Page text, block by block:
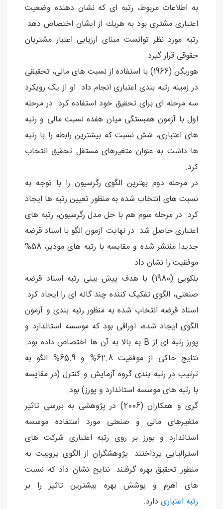
به اطلاعات مربوط، رتبه ای كه نشان دهنده وضعیت
اعتباری مشتری بود به هریك از ایشان اختصاص دهد.
رتبه مورد نظر توانست مبنای ارزیابی اعتبار مشتریان
حقوقی قرار گیرد.
هوریگن (1966) با استفاده از نسبت های مالی، تحقیقی
در زمینه رتبه بندی اعتباری انجام داد. او از یک رویکرد
سه مرحله ای برای تحقیق خود استفاده کرد. در مرحله
اول با آزمون همبستگی میان هفده نسبت مالی و رتبه
های اعتباری، شش نسبت که بیشترین رابطه را با رتبه
ها داشت به عنوان متغیرهای مستقل تحقیق انتخاب
کرد.
در مرحله دوم بهترین الگوی رگرسیون را با توجه به
نسبت های انتخاب شده به منظور تعیین رتبه ها ایجاد
کرد. در مرحله سوم هم با حل مدل رگرسیون، رتبه های
اعتباری حاصل شد. در نهایت آزمون الگو با اسناد قرضه
جدیدا منتشر شده و مقایسه با رتبه های مودیز، 58%
موفقیت را نشان داد.
بلکویی (1980) با هدف پیش بینی رتبه اسناد قرضه
صنعتی، الگوی تفکیک کننده چند گانه ای را ایجاد کرد.
اسناد قرضه انتخاب شده به منظور رتبه بندی و آزمون
الگوی ایجاد شده، اوراقی بود که موسسه استاندارد و
پورز رتبه ای از B به بالا به آن ها اختصاص داده بود.
نتایج حاکی از موفقیت 62.8% و 65.9% الگو به
ترتیب در رتبه بندی گروه آزمایش و کنترل (در مقایسه
با رتبه های موسسه استاندارد و پورز) بود.
گری و همکاران (2006) در پژوهشی به بررسی تاثیر
متغیرهای مالی و صنعتی مورد استفاده موسسه
استاندارد و پورز بر روی رتبه اعتباری شرکت های
استرالیایی پرداختند. پژوهشگران از الگوی پروبیت به
منظور تحقیق بهره گرفتند. نتایج نشان داد که نسبت
های اهرم و پوشش بهره بیشترین تاثیر را بر
رتبه اعتباری دارد.